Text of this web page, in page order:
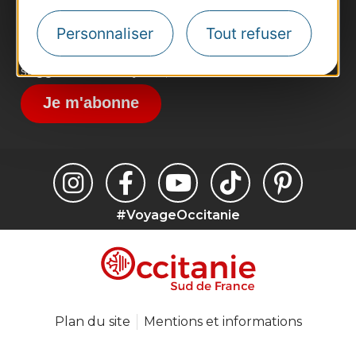
Personnaliser Tout refuser
Destination Sport
Inscrivez-vous à la lettre d'information
Destination Occitanie pour recevoir des
suggestions de séjours, de visites et de sorties.
Je m'abonne
#VoyageOccitanie
Plan du site Mentions et informations